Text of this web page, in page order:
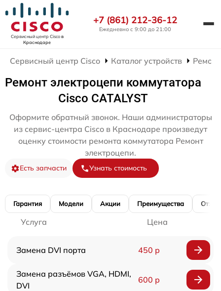
Сервисный центр Ciscoв
Краснодаре
+7 (861) 212-36-12
Ежедневно с 9:00 до 21:00
Сервисный центр Cisco Каталог устройств
Ремонт электроцепи коммутатора
Cisco CATALYST
Оформите обратный звонок. Наши администраторы
из сервис-центра Cisco в Краснодаре произведут
оценку стоимости ремонта коммутатора Ремонт
электроцепи.
Есть запчасти Узнать стоимость
Гарантия Модели Акции Преимущества
Услуга Цена
Замена DVI порта 450 р
Замена разъёмов VGA, HDMI,
DVI
600 р